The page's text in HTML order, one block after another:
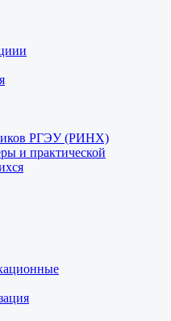
РГЭУ (РИНХ)
и практической